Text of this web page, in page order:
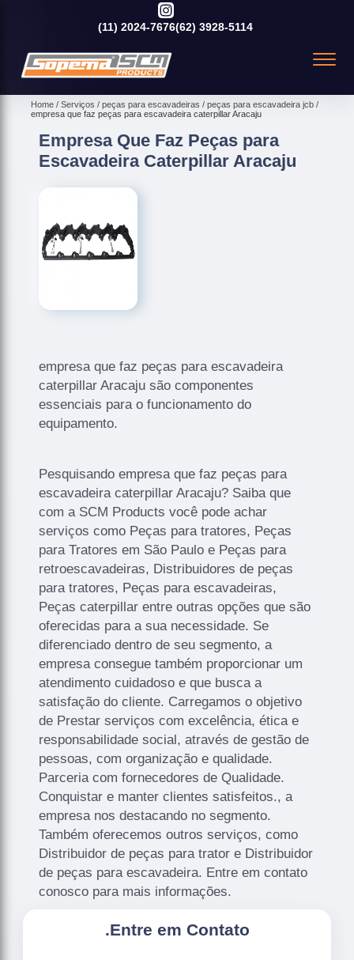
(11) 2024-7676(62) 3928-5114
Home Serviços peças para escavadeiras
peças para escavadeira jcb
empresa que faz peças para escavadeira caterpillar Aracaju
Empresa Que Faz Peças para
Escavadeira Caterpillar Aracaju
empresa que faz peças para escavadeira
caterpillar Aracaju são componentes
essenciais para o funcionamento do
equipamento.
Pesquisando empresa que faz peças para
escavadeira caterpillar Aracaju? Saiba que
com a SCM Products você pode achar
serviços como Peças para tratores, Peças
para Tratores em São Paulo e Peças para
retroescavadeiras, Distribuidores de peças
para tratores, Peças para escavadeiras,
Peças caterpillar entre outras opções que são
oferecidas para a sua necessidade. Se
diferenciado dentro de seu segmento, a
empresa consegue também proporcionar um
atendimento cuidadoso e que busca a
satisfação do cliente. Carregamos o objetivo
de Prestar serviços com excelência, ética e
responsabilidade social, através de gestão de
pessoas, com organização e qualidade.
Parceria com fornecedores de Qualidade.
Conquistar e manter clientes satisfeitos., a
empresa nos destacando no segmento.
Também oferecemos outros serviços, como
Distribuidor de peças para trator e Distribuidor
de peças para escavadeira. Entre em contato
conosco para mais informações.
.Entre em Contato